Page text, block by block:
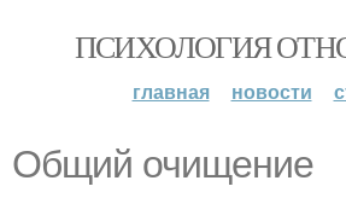
ПСИХОЛОГИЯ
главная новости
Общий очищение